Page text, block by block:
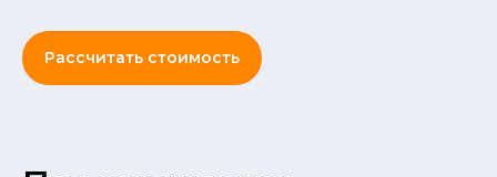
Рассчитать стоимость